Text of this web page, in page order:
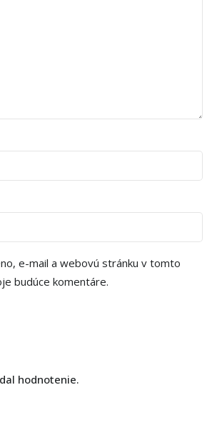
hodnotenie.
e-mail a webovú stránku v tomto
budúce komentáre.